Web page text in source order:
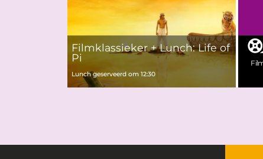
Filmklassieker + Lunch: Life of
Pi
Lunch geserveerd om 12:30